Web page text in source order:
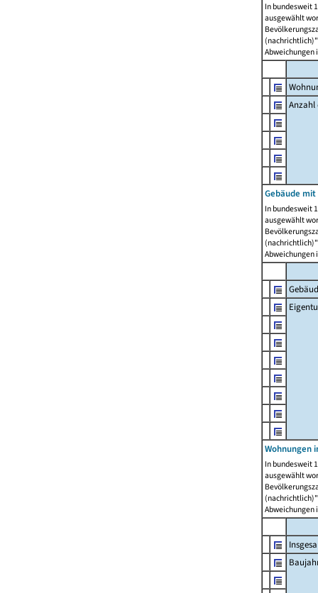
In bundesweit
ausgewählt
Abweichungen
Anzahl
Gebäude
In bundesweit
ausgewählt
Abweichungen
Wohnungen
In bundesweit
ausgewählt
Abweichungen